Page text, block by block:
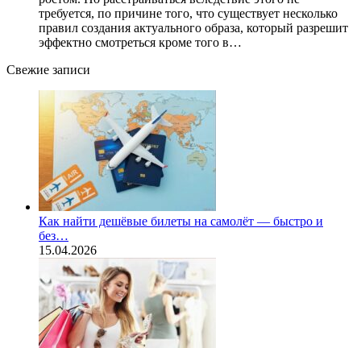
требуется, по причине того, что существует несколько
правил создания актуального образа, который разрешит
эффектно смотреться кроме того в…
Свежие записи
Как найти дешёвые билеты на самолёт — быстро и
без…
15.04.2026